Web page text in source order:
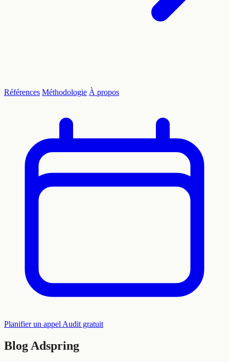
Références Méthodologie À propos
Planifier un appel Audit gratuit
Blog Adspring